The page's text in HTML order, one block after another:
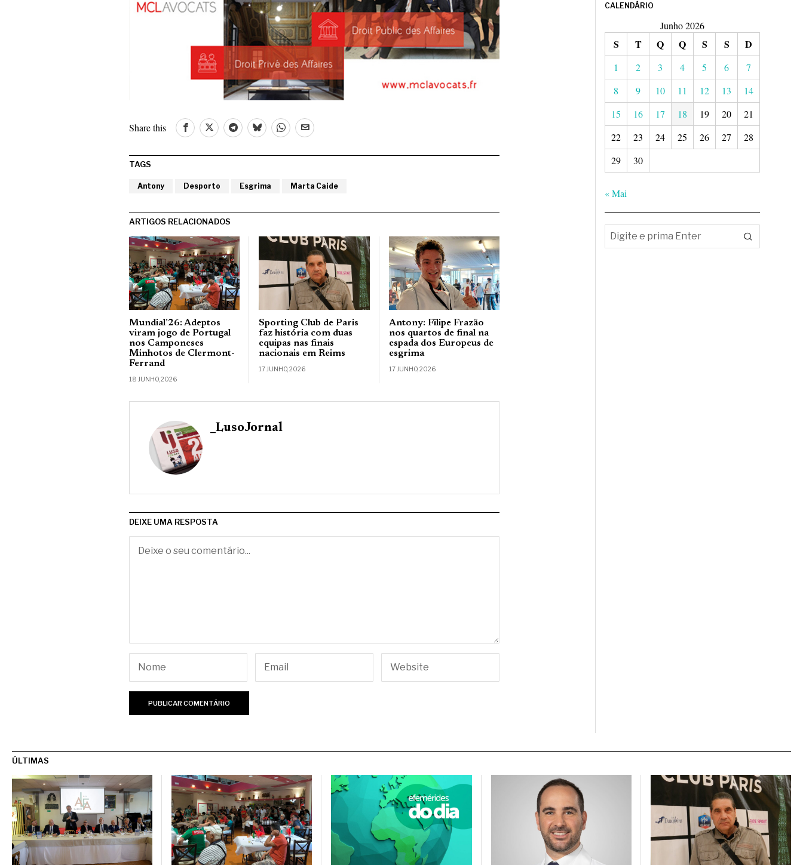
Share this
TAGS
Antony Desporto Esgrima Marta Caide
ARTIGOS RELACIONADOS
Mundial’26: Adeptos
viram jogo de Portugal
nos Camponeses
Minhotos de Clermont-
Ferrand
18 JUNHO, 2026
Sporting Club de Paris
faz história com duas
equipas nas finais
nacionais em Reims
17 JUNHO, 2026
Antony: Filipe Frazão
nos quartos de final na
espada dos Europeus de
esgrima
17 JUNHO, 2026
_LusoJornal
DEIXE UMA RESPOSTA
CALENDÁRIO
Junho 2026
S T Q Q S S D
1 2 3 4 5 6
7
8
9 10 11 12 13
14
15
16 17 18 19 20
21
22
23 24 25 26 27
28
29
30
« Mai
ÚLTIMAS